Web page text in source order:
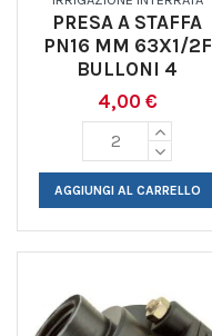
PRESA A STAFFA
PN16 MM 63X1/2F
BULLONI 4
4,00 €
AGGIUNGI AL CARRELLO